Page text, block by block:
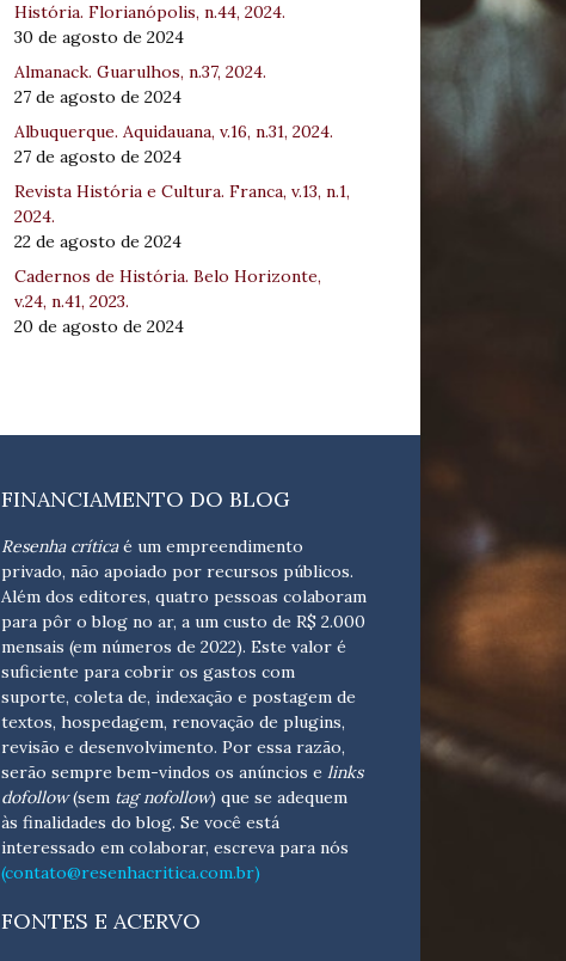
História. Florianópolis, n.44, 2024.
30 de agosto de 2024
Almanack. Guarulhos, n.37, 2024.
27 de agosto de 2024
Albuquerque. Aquidauana, v.16, n.31, 2024.
27 de agosto de 2024
Revista História e Cultura. Franca, v.13, n.1,
2024.
22 de agosto de 2024
Cadernos de História. Belo Horizonte,
v.24, n.41, 2023.
20 de agosto de 2024
FINANCIAMENTO DO BLOG
Resenha críticaé um empreendimento
privado, não apoiado por recursos públicos.
Além dos editores, quatro pessoas colaboram
para pôr o blog no ar, a um custo de R$ 2.000
mensais (em números de 2022). Este valor é
suficiente para cobrir os gastos com
suporte, coleta de, indexação e postagem de
textos, hospedagem, renovação de plugins,
revisão e desenvolvimento. Por essa razão,
serão sempre bem-vindos os anúncios e links
dofollow(sem tag nofollow) que se adequem
às finalidades do blog. Se você está
interessado em colaborar, escreva para nós
(contato@resenhacritica.com.br)
FONTES E ACERVO